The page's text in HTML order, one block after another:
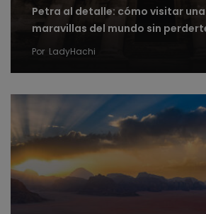
Petra al detalle: cómo visitar
maravillas del mundo sin
Por LadyHachi